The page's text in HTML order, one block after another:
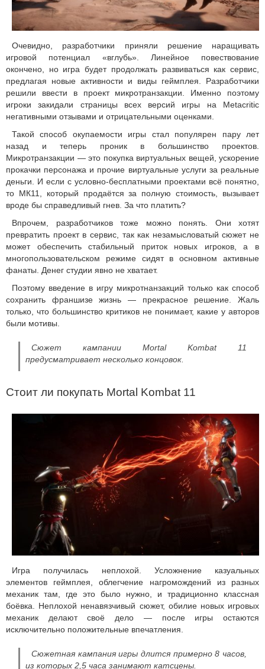
Очевидно, разработчики приняли решение наращивать
игровой потенциал «вглубь». Линейное повествование
окончено, но игра будет продолжать развиваться как сервис,
предлагая новые активности и виды геймплея. Разработчики
решили ввести в проект микротранзакции. Именно поэтому
игроки закидали страницы всех версий игры на Metacritic
негативными отзывами и отрицательными оценками.
Такой способ окупаемости игры стал популярен пару лет
назад и теперь проник в большинство проектов.
Микротранзакции — это покупка виртуальных вещей, ускорение
прокачки персонажа и прочие виртуальные услуги за реальные
деньги. И если с условно-бесплатными проектами всё понятно,
то МК11, который продаётся за полную стоимость, вызывает
вроде бы справедливый гнев. За что платить?
Впрочем, разработчиков тоже можно понять. Они хотят
превратить проект в сервис, так как незамысловатый сюжет не
может обеспечить стабильный приток новых игроков, а в
многопользовательском режиме сидят в основном активные
фанаты. Денег студии явно не хватает.
Поэтому введение в игру микротнанзакций только как способ
сохранить франшизе жизнь — прекрасное решение. Жаль
только, что большинство критиков не понимает, какие у авторов
были мотивы.
Сюжет кампании Mortal Kombat 11
предусматривает несколько концовок.
Стоит ли покупать Mortal Kombat 11
Игра получилась неплохой. Усложнение казуальных
элементов геймплея, облегчение нагромождений из разных
механик там, где это было нужно, и традиционно классная
боёвка. Неплохой ненавязчивый сюжет, обилие новых игровых
механик делают своё дело — после игры остаются
исключительно положительные впечатления.
Сюжетная кампания игры длится примерно 8 часов,
из которых 2,5 часа занимают катсцены.